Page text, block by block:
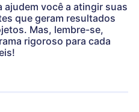
ajudem você a atingir suas
que geram resultados
Mas, lembre-se,
rigoroso para cada